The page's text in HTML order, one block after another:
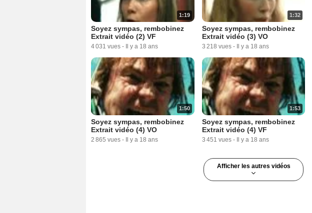
1:19
Soyez sympas, rembobinez
Extrait vidéo (2) VF
4 031 vues - Il y a 18 ans
1:32
Soyez sympas, rembobinez
Extrait vidéo (3) VO
3 218 vues - Il y a 18 ans
1:50
Soyez sympas, rembobinez
Extrait vidéo (4) VO
2 865 vues - Il y a 18 ans
1:53
Soyez sympas, rembobinez
Extrait vidéo (4) VF
3 451 vues - Il y a 18 ans
Afficher les autres vidéos